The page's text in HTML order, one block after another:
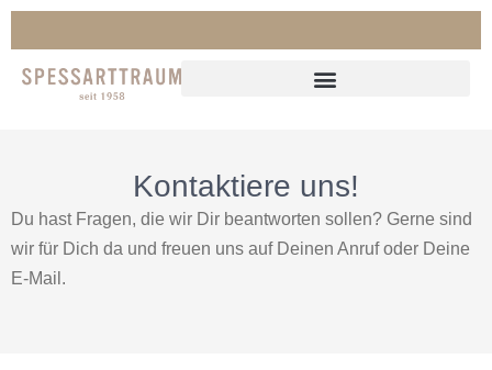
Kontaktiere uns!
Du hast Fragen, die wir Dir beantworten sollen? Gerne sind
wir für Dich da und freuen uns auf Deinen Anruf oder Deine
E-Mail.